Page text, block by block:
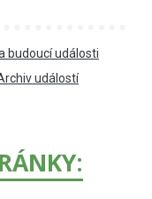
budoucí události
událostí